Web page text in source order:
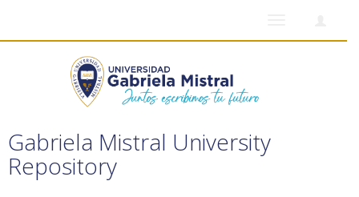
Gabriela Mistral University
Repository